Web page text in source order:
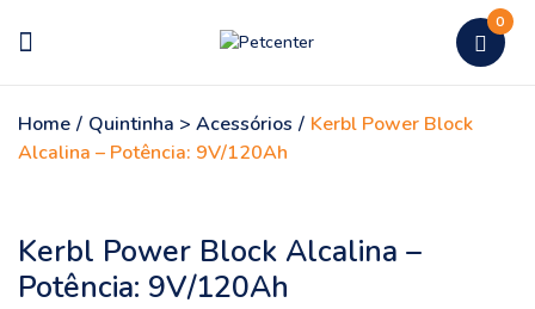
0
Home / Quintinha > Acessórios / Kerbl Power Block
Alcalina – Potência: 9V/120Ah
Kerbl Power Block Alcalina –
Potência: 9V/120Ah